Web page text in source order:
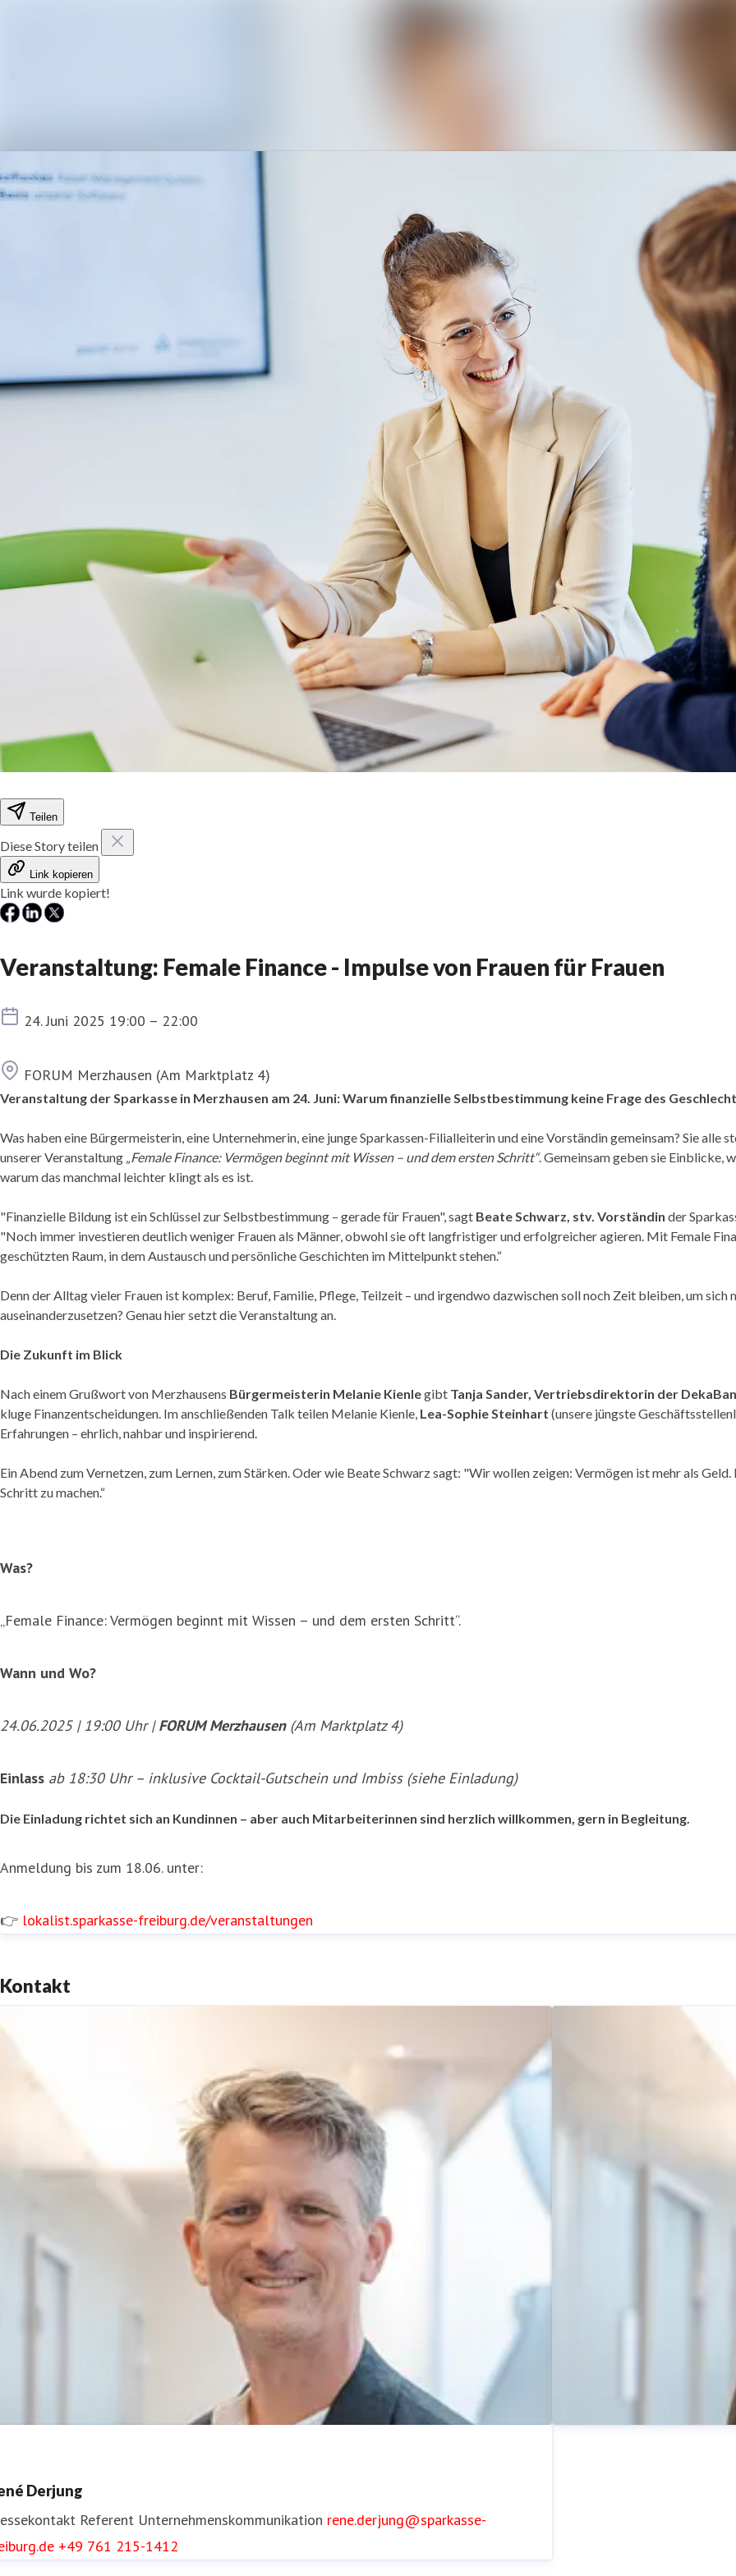
Teilen
Diese Story teilen
Link kopieren
Link wurde kopiert!
Veranstaltung: Female Finance - Impulse von Frauen für Frauen
Termin
24. Juni 2025 19:00 – 22:00
Ort
FORUM Merzhausen (Am Marktplatz 4)
Veranstaltung der Sparkasse in Merzhausen am 24. Juni: Warum finanzielle Selbstbestimmung keine Frage des
Was haben eine Bürgermeisterin, eine Unternehmerin, eine junge Sparkassen-Filialleiterin und eine Vorständin gemeinsam? Sie alle
unserer Veranstaltung „Female Finance: Vermögen beginnt mit Wissen – und dem ersten Schritt“. Gemeinsam geben sie Einblicke,
warum das manchmal leichter klingt als es ist.
"Finanzielle Bildung ist ein Schlüssel zur Selbstbestimmung – gerade für Frauen", sagt Beate Schwarz, stv. Vorständin der
"Noch immer investieren deutlich weniger Frauen als Männer, obwohl sie oft langfristiger und erfolgreicher agieren. Mit Female
geschützten Raum, in dem Austausch und persönliche Geschichten im Mittelpunkt stehen.“
Denn der Alltag vieler Frauen ist komplex: Beruf, Familie, Pflege, Teilzeit – und irgendwo dazwischen soll noch Zeit bleiben, um
auseinanderzusetzen? Genau hier setzt die Veranstaltung an.
Die Zukunft im Blick
Nach einem Grußwort von Merzhausens Bürgermeisterin Melanie Kienlegibt Tanja Sander, Vertriebsdirektorin der
kluge Finanzentscheidungen. Im anschließenden Talk teilen Melanie Kienle, Lea-Sophie Steinhart (unsere jüngste
Erfahrungen – ehrlich, nahbar und inspirierend.
Ein Abend zum Vernetzen, zum Lernen, zum Stärken. Oder wie Beate Schwarz sagt: "Wir wollen zeigen: Vermögen ist mehr als
Schritt zu machen.“
Was?
„Female Finance: Vermögen beginnt mit Wissen – und dem ersten Schritt“.
Wann und Wo?
24.06.2025 | 19:00 Uhr |FORUM Merzhausen(Am Marktplatz 4)
Einlass ab 18:30 Uhr – inklusive Cocktail-Gutschein und Imbiss (siehe Einladung)
Die Einladung richtet sich an Kundinnen – aber auch Mitarbeiterinnen sind herzlich willkommen, gern in Begleitung.
Anmeldung bis zum 18.06. unter:
👉 lokalist.sparkasse-freiburg.de/veranstaltungen
Kontakt
Derjung
Referent Unternehmenskommunikation rene.derjung@sparkasse-
+49 761 215-1412